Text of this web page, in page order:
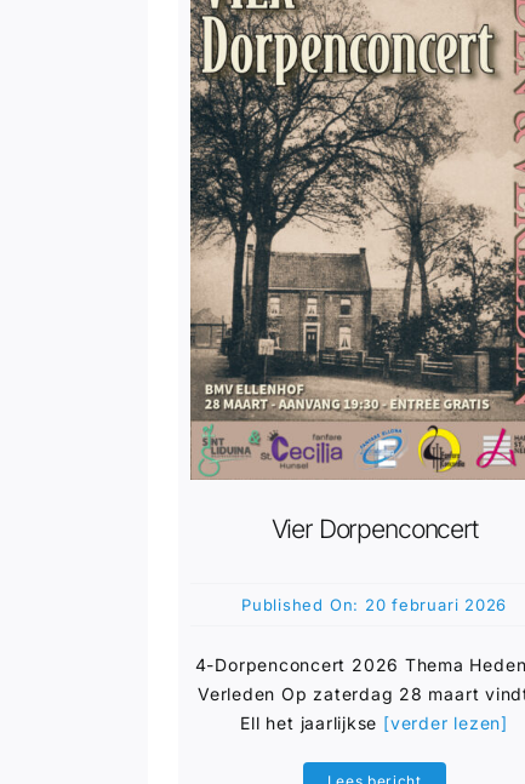
Vier Dorpenconcert
Published On: 20 februari 2026
4-Dorpenconcert 2026 Thema
Verleden Op zaterdag 28 maart
Ell het jaarlijkse [verder lezen]